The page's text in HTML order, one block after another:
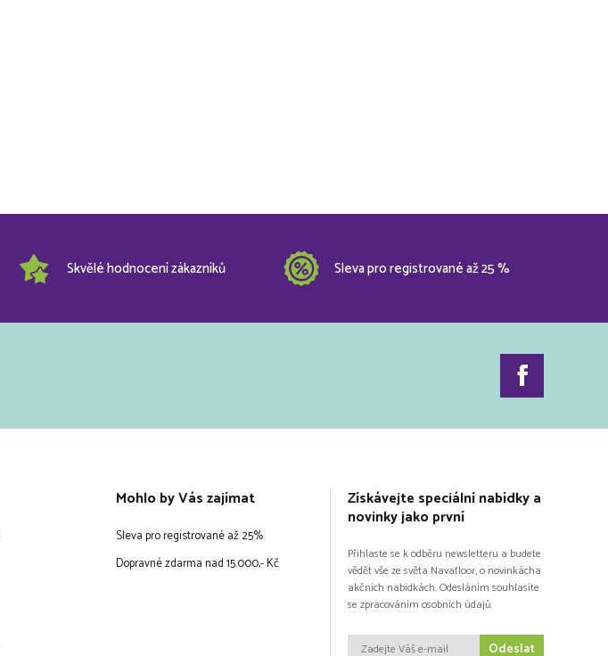
Skvělé hodnocení zákazníků Sleva pro registrované až 25 %
Mohlo by Vás zajímat
Sleva pro registrované až 25%
Dopravné zdarma nad 15.000,- Kč
Získávejte speciální nabídky a
novinky jako první
Přihlaste se k odběru newsletteru a budete
vědět vše ze světa Navafloor, o novinkácha
akčních nabídkách. Odesláním souhlasíte
se zpracováním osobních údajů.
Odeslat